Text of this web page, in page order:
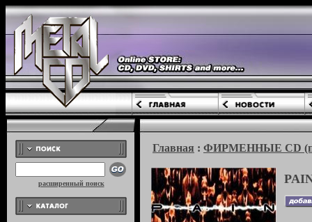
расширенный поиск
Главная : ФИРМЕННЫЕ CD